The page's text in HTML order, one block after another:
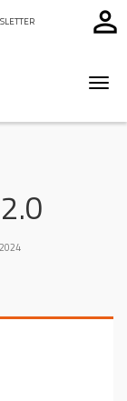
perm_identity
T
g
g